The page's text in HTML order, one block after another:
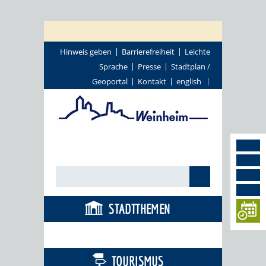
Hinweis geben Barrierefreiheit
Leichte
Sprache
Presse
Stadtplan /
Geoportal
Kontakt english
STADTTHEMEN
TOURISMUS